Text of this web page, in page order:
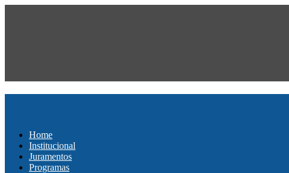
Home
Institucional
Juramentos
Programas